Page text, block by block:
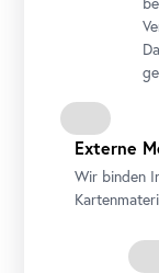
Externe
Wir binden